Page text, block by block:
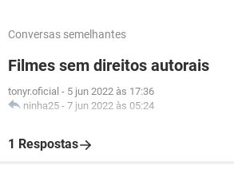
Conversas semelhantes
Filmes sem direitos autorais
tonyr.oficial - 5 jun 2022 às 17:36
ninha25 - 7 jun 2022 às 05:24
1 Respostas